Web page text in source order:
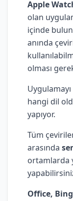
Apple
olan
içinde
anında
olması
Uygulamayı
hangi dil
yapıyor.
Tüm
arasında
ortamlarda
Office,